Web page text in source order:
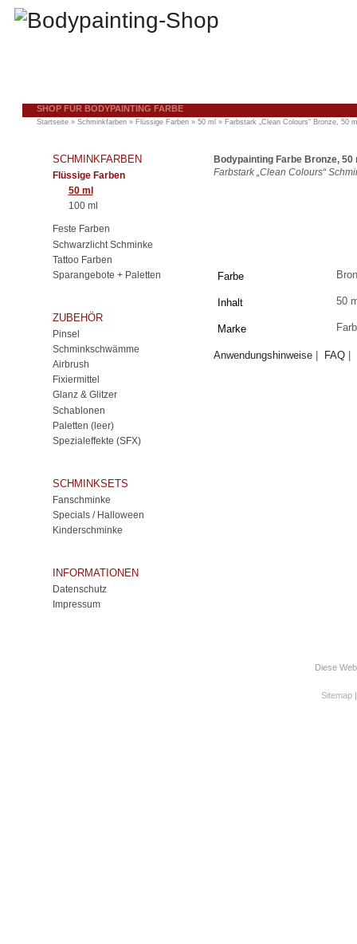
SHOP FÜR BODYPAINTING FARBE
Startseite» Schminkfarben» Flüssige Farben» 50 ml » Farbstark „Clean Colours“ Bronze, 50
SCHMINKFARBEN
Flüssige Farben
50 ml
100 ml
Feste Farben
Schwarzlicht Schminke
Tattoo Farben
Sparangebote + Paletten
ZUBEHÖR
Pinsel
Schminkschwämme
Airbrush
Fixiermittel
Glanz & Glitzer
Schablonen
Paletten (leer)
Spezialeffekte (SFX)
SCHMINKSETS
Fanschminke
Specials / Halloween
Kinderschminke
INFORMATIONEN
Datenschutz
Impressum
Bodypainting Farbe Bronze, 50
Farbstark „Clean Colours“
Farbe
Inhalt 50
Marke
Anwendungshinweise| FAQ|
Diese
Sitemap